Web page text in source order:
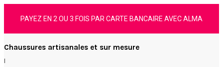
PAYEZ EN 2 OU 3 FOIS PAR CARTE BANCAIRE AVEC ALMA
Chaussures artisanales et sur mesure